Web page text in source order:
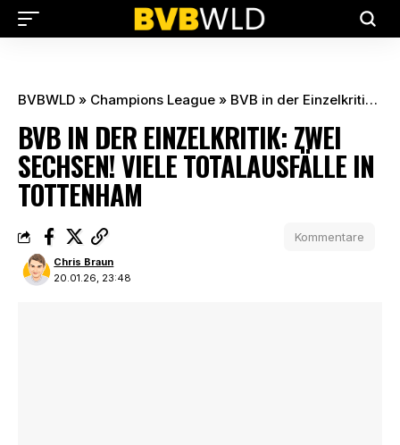
BVBWLD » Champions League » BVB in der Einzelkritik: Zwei Sechsen! Viele Totalausfälle in Tottenham
BVB IN DER EINZELKRITIK: ZWEI
SECHSEN! VIELE TOTALAUSFÄLLE IN
TOTTENHAM
20.01.26, 23:48
Chris Braun
Kommentare